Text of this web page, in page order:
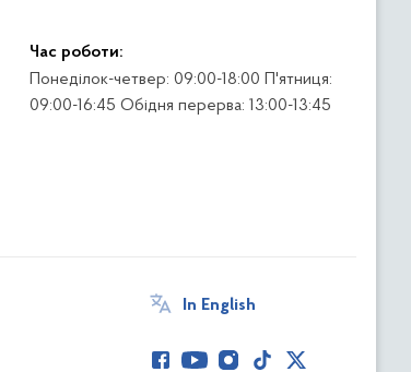
Час роботи:
Понеділок-четвер: 09:00-18:00 П'ятниця:
09:00-16:45 Обідня перерва: 13:00-13:45
In English